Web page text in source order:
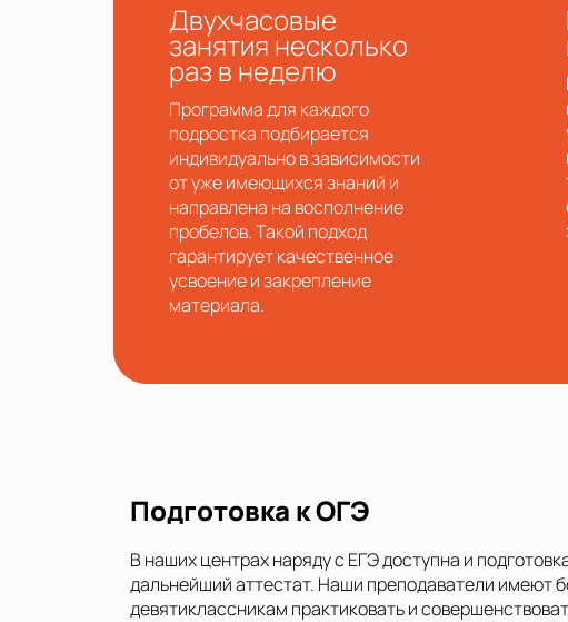
Двухчасовые
занятия несколько
раз в неделю
Программа для каждого
подростка подбирается
индивидуально в зависимости
от уже имеющихся знаний и
направлена на восполнение
пробелов. Такой подход
гарантирует качественное
усвоение и закрепление
материала.
Подготовка к ОГЭ
В наших центрах наряду с ЕГЭ доступна и
дальнейший аттестат. Наши преподаватели имеют
девятиклассникам практиковать и